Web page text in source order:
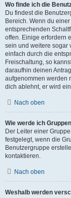
Wo finde ich die
Du findest die
Bereich. Wenn du
entsprechenden
offen. Einige erfordern
sein und weitere sogar
einfach durch die
Freischaltung, so
daraufhin deinen
aufgenommen werden
dich ablehnt, er wird
Nach oben
Wie werde ich
Der Leiter einer
festgelegt, wenn die
Benutzergruppe
kontaktieren.
Nach oben
Weshalb werden